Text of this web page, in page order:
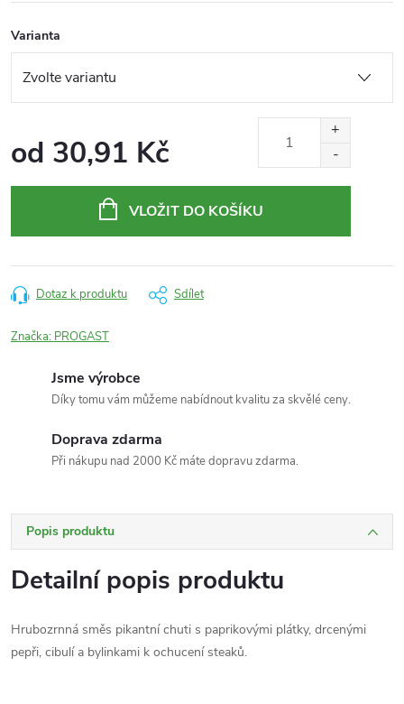
Varianta
od 30,91 Kč
VLOŽIT DO KOŠÍKU
Dotaz k produktu Sdílet
Značka: PROGAST
Jsme výrobce
Díky tomu vám můžeme nabídnout kvalitu za skvělé ceny.
Doprava zdarma
Při nákupu nad 2000 Kč máte dopravu zdarma.
Popis produktu
Detailní popis produktu
Hrubozrnná směs pikantní chuti s paprikovými plátky, drcenými
pepři, cibulí a bylinkami k ochucení steaků.